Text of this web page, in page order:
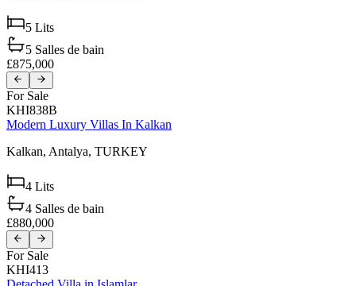
5 Lits
5 Salles de bain
£875,000
For Sale
KHI838B
Modern Luxury Villas In Kalkan
Kalkan, Antalya, TURKEY
4 Lits
4 Salles de bain
£880,000
For Sale
KHI413